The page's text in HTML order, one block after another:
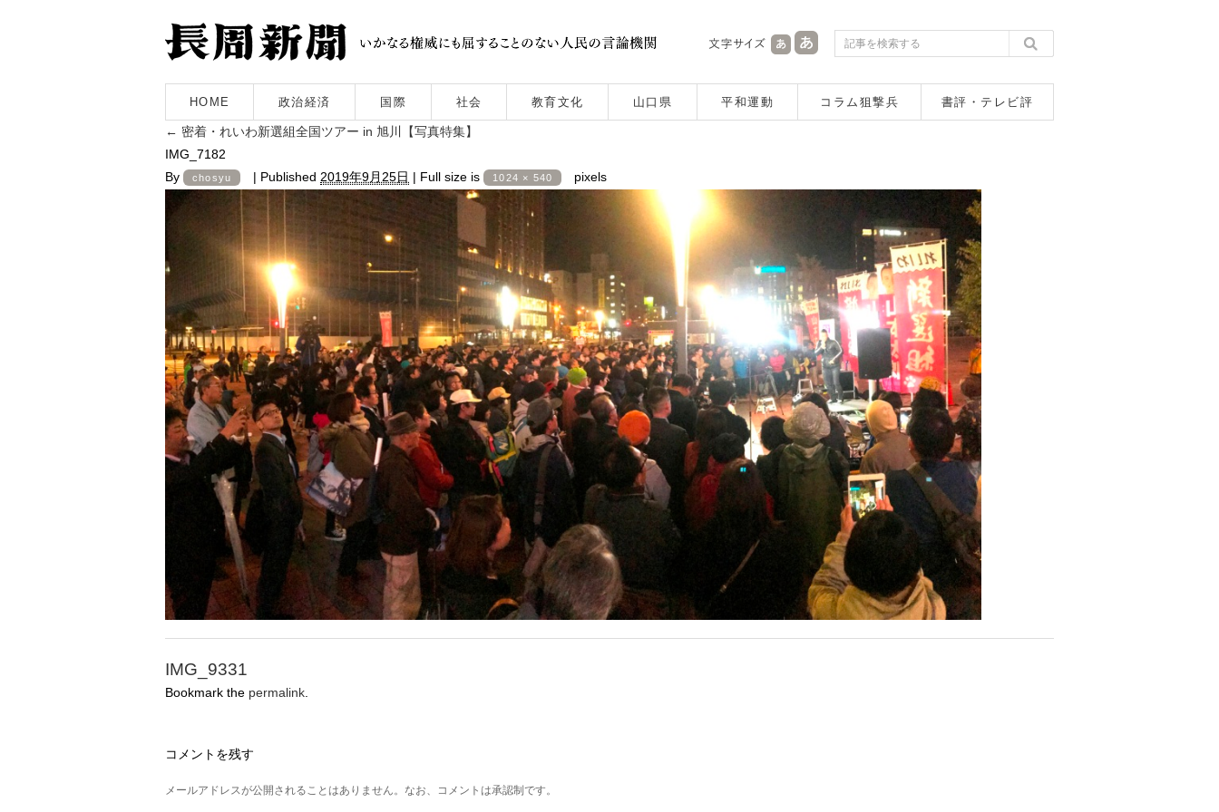
HOME 政治経済 国際 社会 教育文化 山口県 平和運動 コラム狙撃兵 書評・テレビ評
← 密着・れいわ新選組全国ツアー in 旭川【写真特集】
IMG_7182
By
chosyu | Published 2019年9月25日 | Full size is 1024 × 540 pixels
IMG_9331
Bookmark the permalink
コメントを残す
メールアドレスが公開されることはありません。なお、コメントは承認制です。